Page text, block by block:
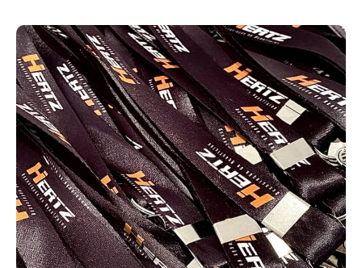
Carteirinha escolar
Impressão em alto padrão com qualidade
diferenciada
Sem pedido mínimo - solicite a quantidade que
precisar
A partir de 10 unidades, o design é gratuito
Peça já sua amostra física!
Refabricação Garantida em caso de erro. (**)
Distribuidor de Cartões PVC em Ceará-Mirim |
Entrega Expressa | Saiba Maiscom varios tipos!